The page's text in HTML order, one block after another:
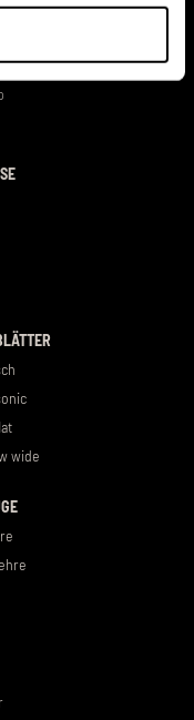
wide